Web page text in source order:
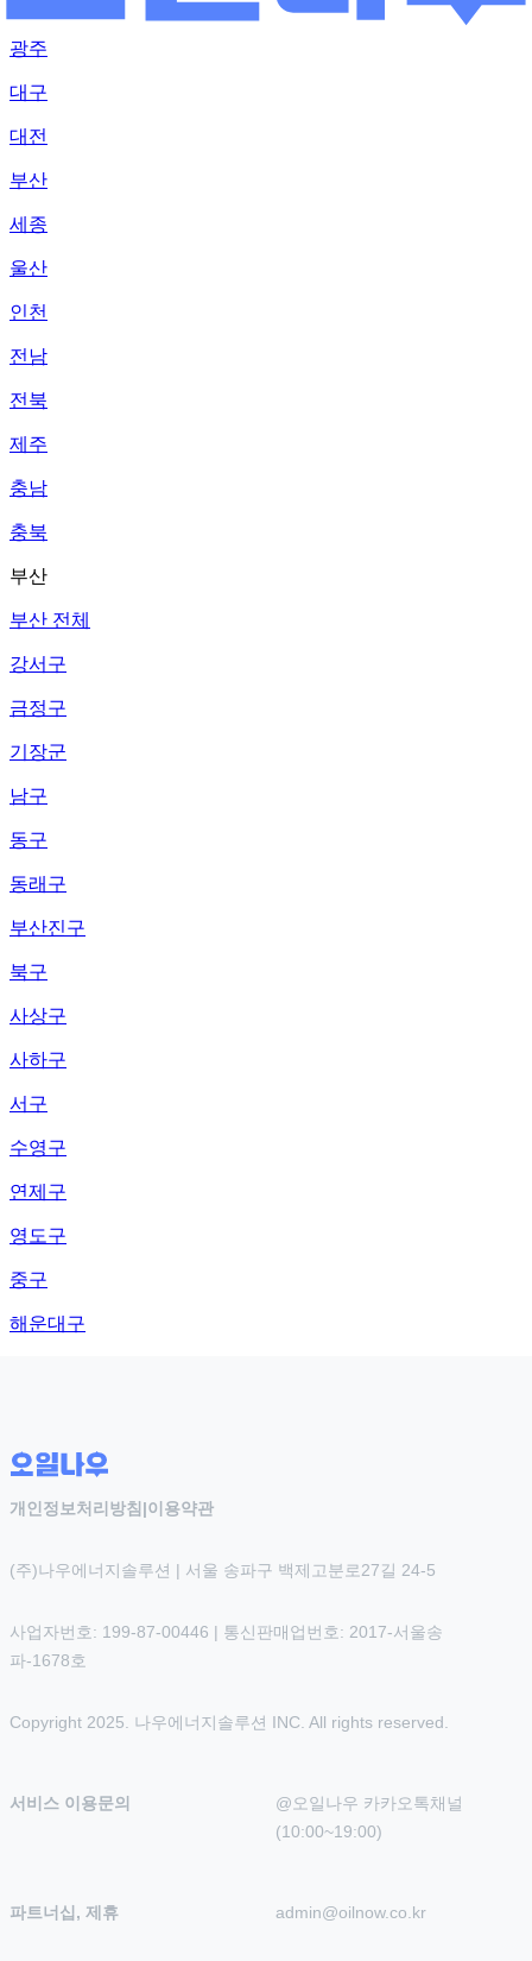
광주
대구
대전
부산
세종
울산
인천
전남
전북
제주
충남
충북
부산
부산 전체
강서구
금정구
기장군
남구
동구
동래구
부산진구
북구
사상구
사하구
서구
수영구
연제구
영도구
중구
해운대구
개인정보처리방침 |이용약관
(주)나우에너지솔루션 | 서울 송파구 백제고분로27길 24-5
사업자번호: 199-87-00446 | 통신판매업번호: 2017-서울송
파-1678호
Copyright 2025. 나우에너지솔루션 INC. All rights reserved.
서비스 이용문의
@오일나우 카카오톡채널
(10:00~19:00)
파트너십, 제휴 admin@oilnow.co.kr